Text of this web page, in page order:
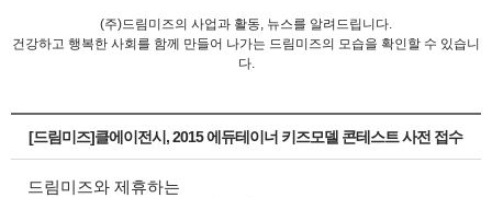
(주)드림미즈의 사업과 활동, 뉴스를 알려드립니다.
건강하고 행복한 사회를 함께 만들어 나가는 드림미즈의 모습을 확인할 수 있습니
다.
[드림미즈]클에이전시, 2015 에듀테이너 키즈모델 콘테스트 사전 접수
드림미즈와 제휴하는